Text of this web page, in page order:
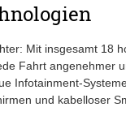
Mit insgesamt 18
Fahrt angenehmer
Infotainment-
und kabelloser